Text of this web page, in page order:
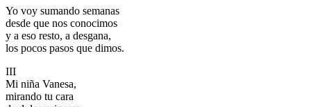
Yo voy sumando semanas
desde que nos conocimos
y a eso resto, a desgana,
los pocos pasos que dimos.
III
Mi niña Vanesa,
mirando tu cara